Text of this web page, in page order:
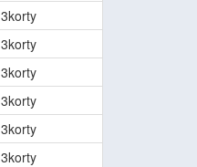
3korty
3korty
3korty
3korty
3korty
3korty